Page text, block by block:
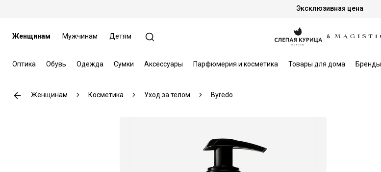
Эксклюзивная цена
Женщинам Мужчинам Детям
Оптика Обувь Одежда Сумки Аксессуары Парфюмерия и косметика Товары для дома Бренды
Женщинам Косметика Уход за телом Byredo